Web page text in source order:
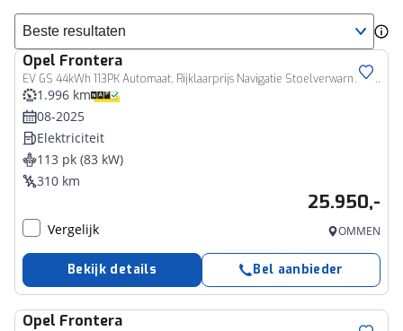
Sorteer resultaten
Opel Frontera
EV GS 44kWh 113PK Automaat, Rijklaarprijs Navigatie Stoelverwarming Camera Lichtmetalen wielen DAB+
1.996 km
08-2025
Elektriciteit
113 pk (83 kW)
310 km
25.950,-
Vergelijk OMMEN
Bekijk details Bel aanbieder
Opel Frontera